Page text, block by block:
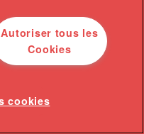
Autoriser tous les
Cookies
cookies